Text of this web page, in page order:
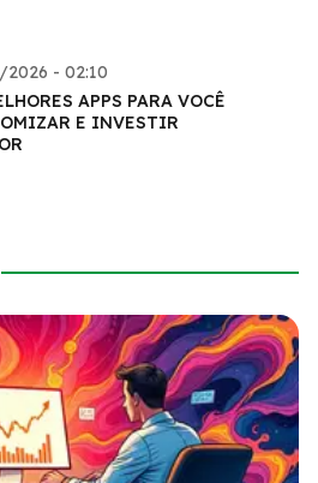
- 02:10
APPS PARA VOCÊ
E INVESTIR